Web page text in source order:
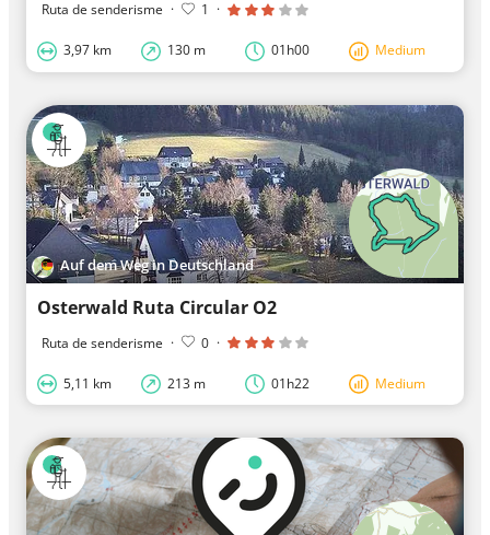
Ruta de senderisme · 1 ·
3,97 km 130 m 01h00 Medium
Auf dem Weg in Deutschland
Osterwald Ruta Circular O2
Ruta de senderisme · 0 ·
5,11 km 213 m 01h22 Medium